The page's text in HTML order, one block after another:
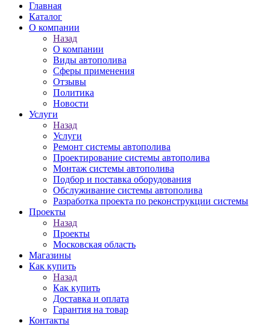
Главная
Каталог
О компании
Назад
О компании
Виды автополива
Сферы применения
Отзывы
Политика
Новости
Услуги
Назад
Услуги
Ремонт системы автополива
Проектирование системы автополива
Монтаж системы автополива
Подбор и поставка оборудования
Обслуживание системы автополива
Разработка проекта по реконструкции системы
Проекты
Назад
Проекты
Московская область
Магазины
Как купить
Назад
Как купить
Доставка и оплата
Гарантия на товар
Контакты